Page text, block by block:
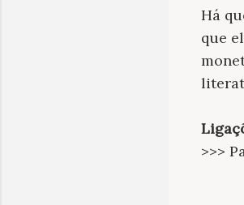
Há
que
>>>